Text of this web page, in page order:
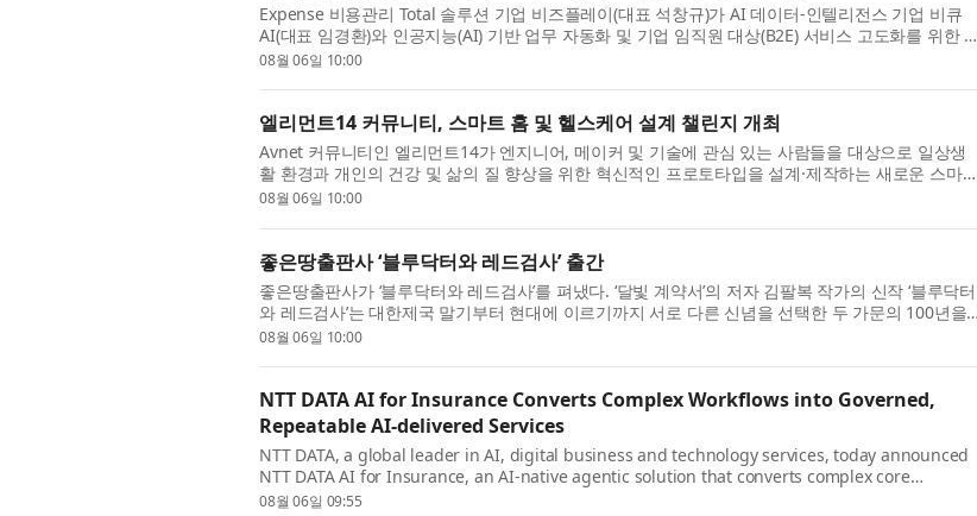
Expense 비용관리 Total 솔루션 기업 비즈플레이(대표 석창규)가 AI 데이터-인텔리전스 기업 비큐
AI(대표 임경환)와 인공지능(AI) 기반 업무 자동화 및 기업 임직원 대상(B2E) 서비스 고도화를 위한 전
략적 업무협약을 체결했다고 6일 밝혔다. 양사는 5일 서울 영등...
08월 06일 10:00
엘리먼트14 커뮤니티, 스마트 홈 및 헬스케어 설계 챌린지 개최
Avnet 커뮤니티인 엘리먼트14가 엔지니어, 메이커 및 기술에 관심 있는 사람들을 대상으로 일상생
활 환경과 개인의 건강 및 삶의 질 향상을 위한 혁신적인 프로토타입을 설계·제작하는 새로운 스마트
홈 및 헬스케어 설계 챌린지를 시작했다. 이번 챌린지는 참가자들...
08월 06일 10:00
좋은땅출판사 ‘블루닥터와 레드검사’ 출간
좋은땅출판사가 ‘블루닥터와 레드검사’를 펴냈다. ‘달빛 계약서’의 저자 김팔복 작가의 신작 ‘블루닥터
와 레드검사’는 대한제국 말기부터 현대에 이르기까지 서로 다른 신념을 선택한 두 가문의 100년을
따라가는 역사 장편소설이다. 생명을 살리는 의사의 가문과 법...
08월 06일 10:00
NTT DATA AI for Insurance Converts Complex Workflows into Governed,
Repeatable AI-delivered Services
NTT DATA, a global leader in AI, digital business and technology services, today announced
NTT DATA AI for Insurance, an AI-native agentic solution that converts complex core
insurance workflows into governed, repeatable services. Built for highly...
08월 06일 09:55